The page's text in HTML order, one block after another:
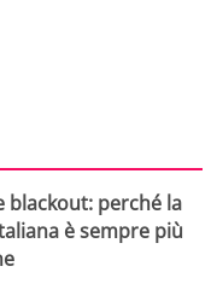
blackout: perché la
è sempre più